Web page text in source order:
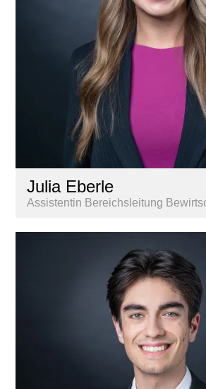
Julia Eberle
Assistentin Bereichsleitung